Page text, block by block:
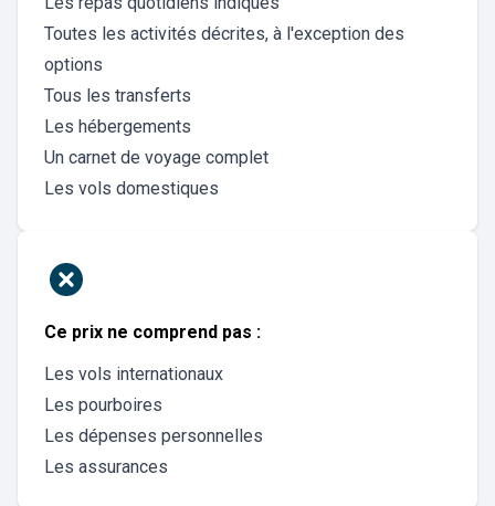
Toutes les activités décrites, à l'exception des
options
Tous les transferts
Les hébergements
Un carnet de voyage complet
Les vols domestiques
Ce prix ne comprend pas :
Les vols internationaux
Les pourboires
Les dépenses personnelles
Les assurances